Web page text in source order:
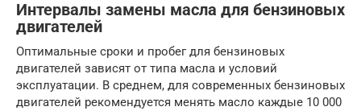
Интервалы замены масла для бензиновых
двигателей
Оптимальные сроки и пробег для бензиновых
двигателей зависят от типа масла и условий
эксплуатации. В среднем, для современных бензиновых
двигателей рекомендуется менять масло каждые 10 000